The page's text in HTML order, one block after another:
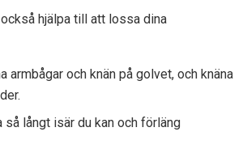
hjälpa till att lossa dina
armbågar och knän på golvet, och knäna
så långt isär du kan och förläng